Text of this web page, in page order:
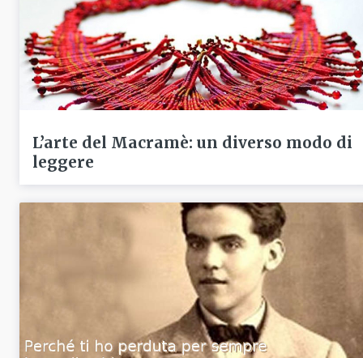
L’arte del Macramè: un diverso modo di
leggere